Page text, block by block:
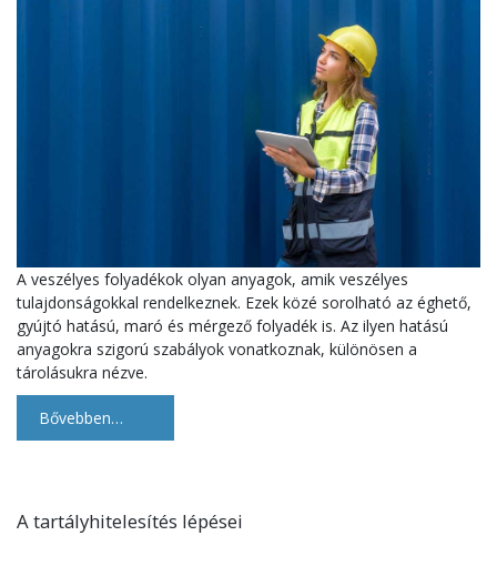
A veszélyes folyadékok olyan anyagok, amik veszélyes
tulajdonságokkal rendelkeznek. Ezek közé sorolható az éghető,
gyújtó hatású, maró és mérgező folyadék is. Az ilyen hatású
anyagokra szigorú szabályok vonatkoznak, különösen a
tárolásukra nézve.
Bővebben…
A tartályhitelesítés lépései